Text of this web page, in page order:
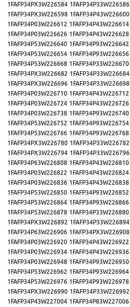
1FAFP34PX3W226584 1FAFP34P33W226586
1FAFP34PX3W226598 1FAFP34P43W226600
1FAFP34P03W226612 1FAFP34P43W226614
1FAFP34P03W226626 1FAFP34P43W226628
1FAFP34P53W226640 1FAFP34P93W226642
1FAFP34P53W226654 1FAFP34P93W226656
1FAFP34P53W226668 1FAFP34P33W226670
1FAFP34PX3W226682 1FAFP34P33W226684
1FAFP34PX3W226696 1FAFP34P33W226698
1FAFP34P03W226710 1FAFP34P43W226712
1FAFP34P03W226724 1FAFP34P43W226726
1FAFP34P03W226738 1FAFP34P93W226740
1FAFP34P53W226752 1FAFP34P93W226754
1FAFP34P53W226766 1FAFP34P93W226768
1FAFP34PX3W226780 1FAFP34P33W226782
1FAFP34PX3W226794 1FAFP34P33W226796
1FAFP34P63W226808 1FAFP34P43W226810
1FAFP34P03W226822 1FAFP34P43W226824
1FAFP34P03W226836 1FAFP34P43W226838
1FAFP34P53W226850 1FAFP34P93W226852
1FAFP34P53W226864 1FAFP34P93W226866
1FAFP34P53W226878 1FAFP34P33W226880
1FAFP34PX3W226892 1FAFP34P33W226894
1FAFP34P63W226906 1FAFP34PX3W226908
1FAFP34P03W226920 1FAFP34P43W226922
1FAFP34P03W226934 1FAFP34P43W226936
1FAFP34P03W226948 1FAFP34P93W226950
1FAFP34P53W226962 1FAFP34P93W226964
1FAFP34P53W226976 1FAFP34P93W226978
1FAFP34PX3W226990 1FAFP34P33W226992
1FAFP34P43W227004 1FAFP34P83W227006